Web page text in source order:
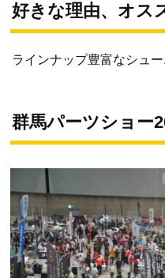
好きな理由、オス
ラインナップ豊富なシュ
群馬パーツショー